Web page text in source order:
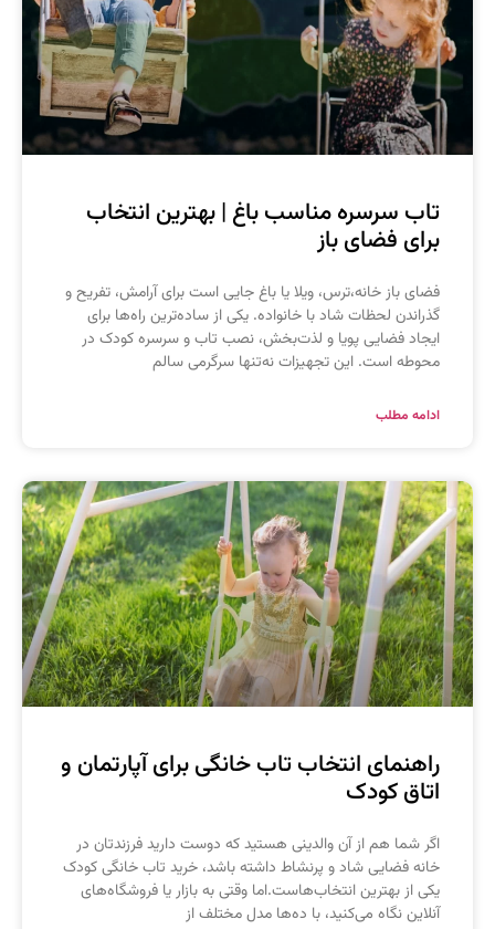
سرسره مناسب باغ | بهترین انتخاب
فضای باز
باز خانه،ترس، ویلا یا باغ جایی است برای آرامش، تفریح و
لحظات شاد با خانواده. یکی از ساده‌ترین راه‌ها برای
فضایی پویا و لذت‌بخش، نصب تاب و سرسره کودک در
است. این تجهیزات نه‌تنها سرگرمی سالم
مطلب
انتخاب تاب خانگی برای آپارتمان و
کودک
شما هم از آن والدینی هستید که دوست دارید فرزندتان در
فضایی شاد و پرنشاط داشته باشد، خرید تاب خانگی کودک
از بهترین انتخاب‌هاست.اما وقتی به بازار یا فروشگاه‌های
نگاه می‌کنید، با ده‌ها مدل مختلف از